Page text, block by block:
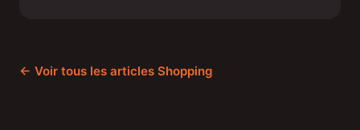
← Voir tous les articles Shopping